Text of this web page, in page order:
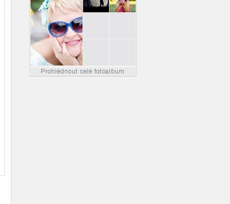
Prohlédnout celé fotoalbum